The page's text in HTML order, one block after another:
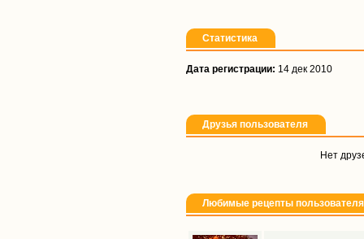
Статистика
Дата регистрации: 14 дек 2010
Друзья пользователя
Нет
Любимые рецепты пользователя